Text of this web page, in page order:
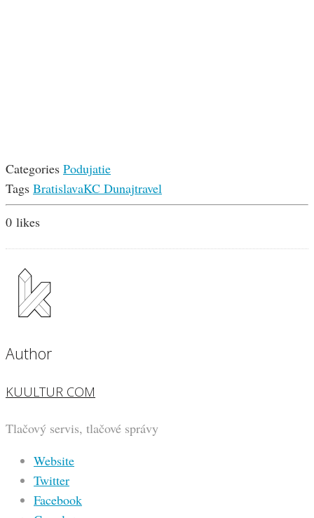
Categories Podujatie
Tags BratislavaKC Dunajtravel
0 likes
Author
KUULTUR COM
Tlačový servis, tlačové správy
Website
Twitter
Facebook